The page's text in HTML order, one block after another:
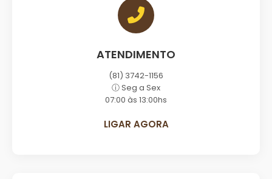
ATENDIMENTO
(81) 3742-1156
ⓘ Seg a Sex
07:00 às 13:00hs
LIGAR AGORA